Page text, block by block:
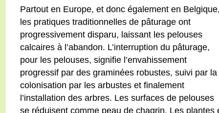
Partout en Europe, et donc également en
les pratiques traditionnelles de pâturage ont
progressivement disparu, laissant les pelouses
calcaires à l’abandon. L’interruption du pâturage,
pour les pelouses, signifie l’envahissement
progressif par des graminées robustes, suivi par la
colonisation par les arbustes et finalement
l’installation des arbres. Les surfaces de pelouses
se réduisent comme peau de chagrin. Les plantes